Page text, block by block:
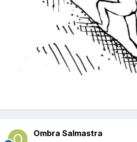
Ombra Salmastra